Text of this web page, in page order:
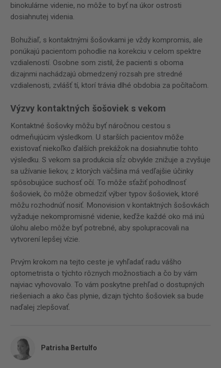
binokulárne videnie, no môže to byť na úkor ostrosti
dosiahnutej videnia.
Bohužiaľ, s kontaktnými šošovkami je vždy kompromis, ale
ponúkajú pacientom pohodlie na korekciu v celom spektre
vzdialeností. Osobne som zistil, že pacienti s oboma
dizajnmi nachádzajú obmedzený rozsah pre stredné
vzdialenosti, zvlášť tí, ktorí trávia dlhé obdobia za počítačom.
Výzvy kontaktných šošoviek s vekom
Kontaktné šošovky môžu byť náročnou cestou s
odmeňujúcim výsledkom. U starších pacientov môže
existovať niekoľko ďalších prekážok na dosiahnutie tohto
výsledku. S vekom sa produkcia sĺz obvykle znižuje a zvyšuje
sa užívanie liekov, z ktorých väčšina má vedľajšie účinky
spôsobujúce suchosť očí. To môže sťažiť pohodlnosť
šošoviek, čo môže obmedziť výber typov šošoviek, ktoré
môžu rozhodnúť nosiť. Monovision v kontaktných šošovkách
vyžaduje nekompromisné videnie, keďže každé oko má inú
úlohu alebo môže byť potrebné, aby spolupracovali na
vytvorení lepšej vízie.
Prvým krokom na tejto ceste je vyhľadať radu vášho
optometrista o týchto rôznych možnostiach a čo by vám
najviac vyhovovalo. To vám poskytne prehľad o dostupných
riešeniach a ako čas plynie, dizajn týchto šošoviek sa bude
naďalej zlepšovať.
Patrisha Bertulfo